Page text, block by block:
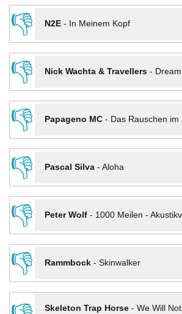
👎
N2E- In Meinem Kopf
👎
Nick Wachta & Travellers-
👎
Papageno MC- Das Rauschen im
👎
Pascal Silva- Aloha
👎
Peter Wolf- 1000 Meilen -
👎
Rammbock- Skinwalker
Skeleton Trap Horse- We Will